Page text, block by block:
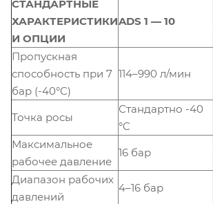
СТАНДАРТНЫЕ
ХАРАКТЕРИСТИКИ
И ОПЦИИ
ADS 1 — 10
Пропускная
способность при 7
бар (-40°C)
114–990 л/мин
Точка росы
Стандартно -40
°C
Максимальное
рабочее давление
16 бар
Диапазон рабочих
давлений
4–16 бар